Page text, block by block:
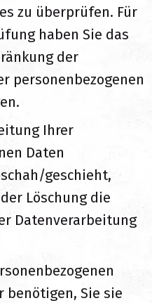
zu überprüfen. Für
haben Sie das
der
personenbezogenen
Ihrer
Daten
geschieht,
Löschung die
Datenverarbeitung
benötigen, Sie sie